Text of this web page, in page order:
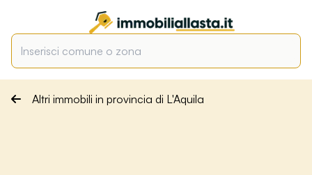
Altri immobili in provincia di L'Aquila